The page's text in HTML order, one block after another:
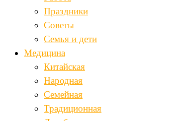
Праздники
Советы
Семья и дети
Медицина
Китайская
Народная
Семейная
Традиционная